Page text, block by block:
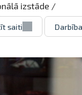
izstāde /
saiti